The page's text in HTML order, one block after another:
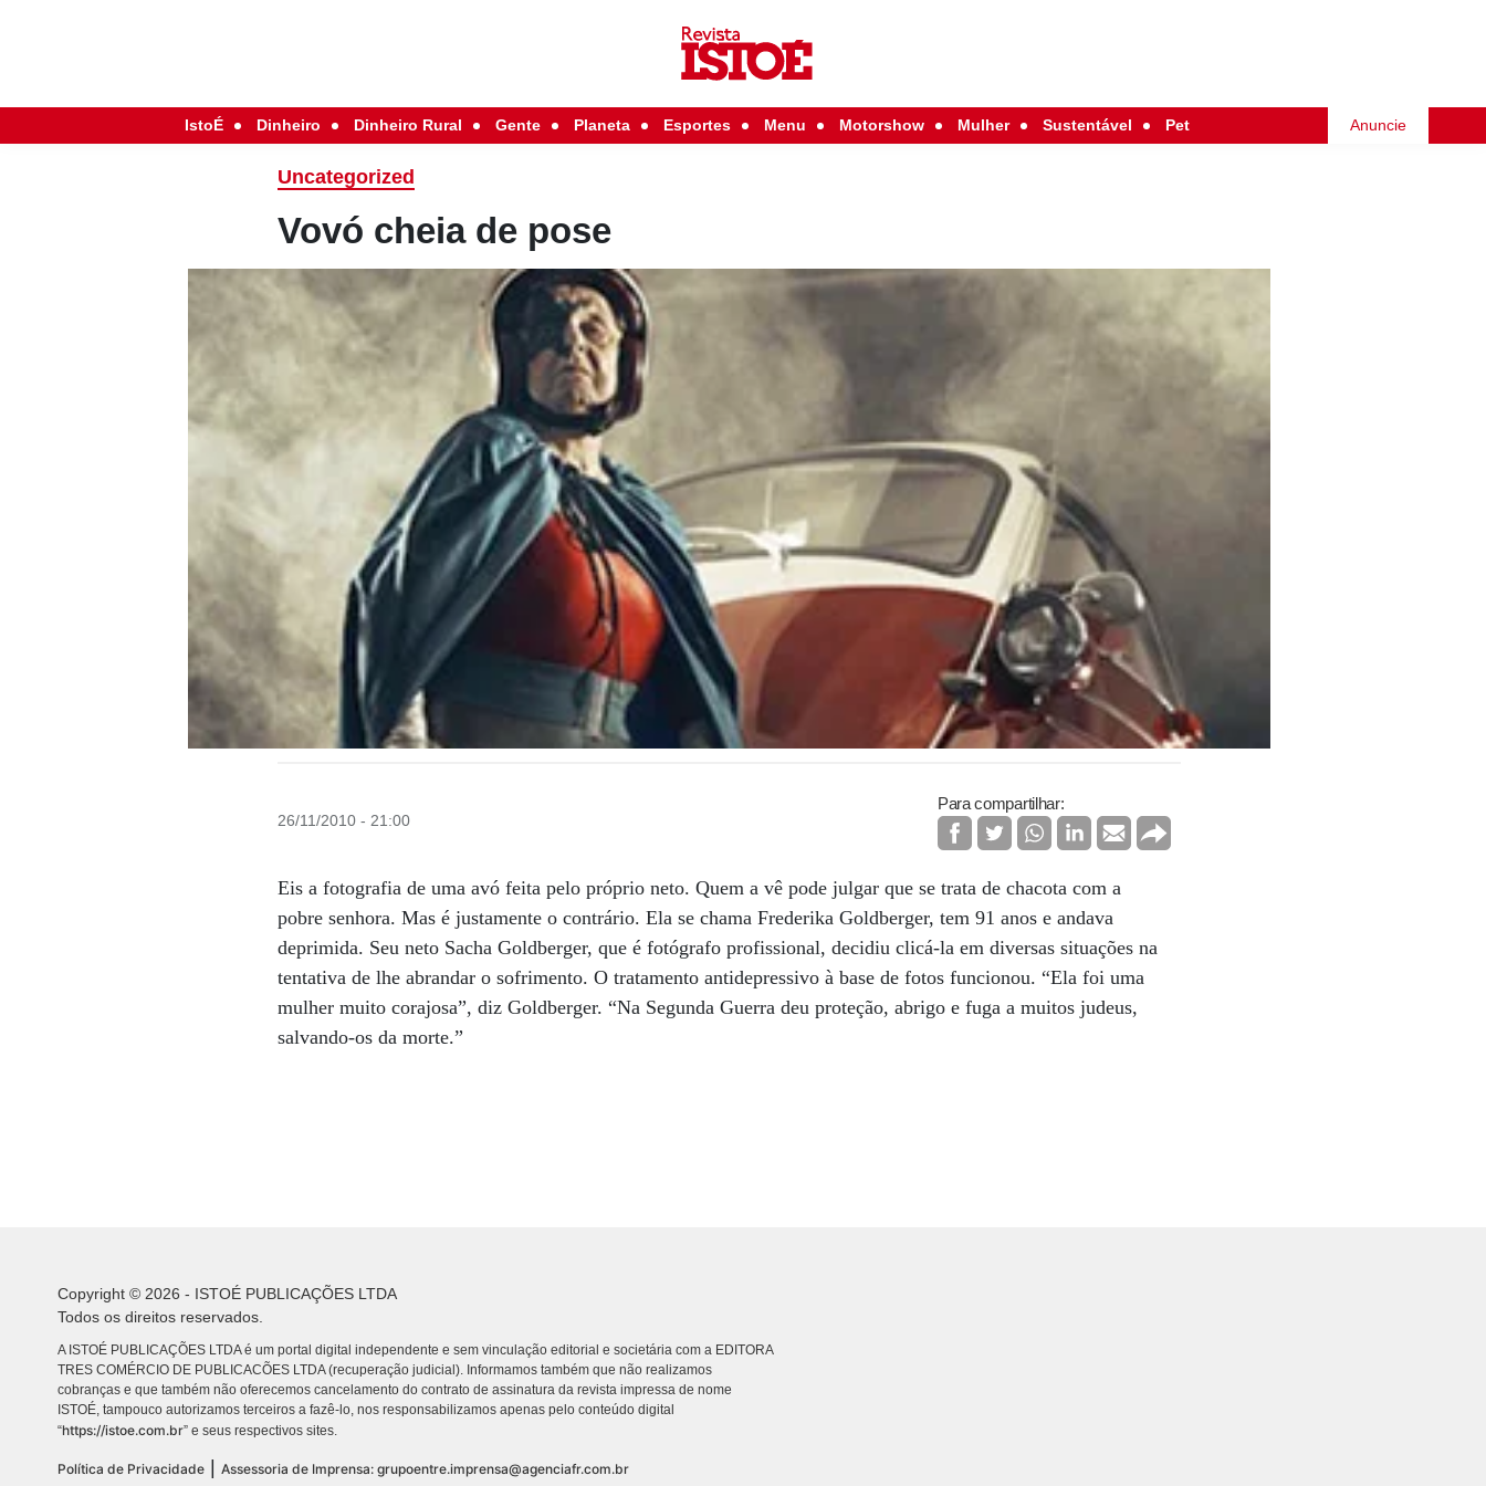
IstoÉ Dinheiro Dinheiro Rural Gente Planeta Esportes Menu Motorshow Mulher Sustentável Pet Anuncie
Uncategorized
Vovó cheia de pose
26/11/2010 - 21:00
Para compartilhar:
Eis a fotografia de uma avó feita pelo próprio neto. Quem a vê pode julgar que se trata de chacota com a
pobre senhora. Mas é justamente o contrário. Ela se chama Frederika Goldberger, tem 91 anos e andava
deprimida. Seu neto Sacha Goldberger, que é fotógrafo profissional, decidiu clicá-la em diversas situações na
tentativa de lhe abrandar o sofrimento. O tratamento antidepressivo à base de fotos funcionou. “Ela foi uma
mulher muito corajosa”, diz Goldberger. “Na Segunda Guerra deu proteção, abrigo e fuga a muitos judeus,
salvando-os da morte.”
Copyright © 2026 - ISTOÉ PUBLICAÇÕES LTDA
Todos os direitos reservados.
A ISTOÉ PUBLICAÇÕES LTDA é um portal digital independente e sem vinculação editorial e societária com a EDITORA
TRES COMÉRCIO DE PUBLICACÕES LTDA (recuperação judicial). Informamos também que não realizamos
cobranças e que também não oferecemos cancelamento do contrato de assinatura da revista impressa de nome
ISTOÉ, tampouco autorizamos terceiros a fazê-lo, nos responsabilizamos apenas pelo conteúdo digital
“https://istoe.com.br” e seus respectivos sites.
Política de Privacidade Assessoria de Imprensa: grupoentre.imprensa@agenciafr.com.br